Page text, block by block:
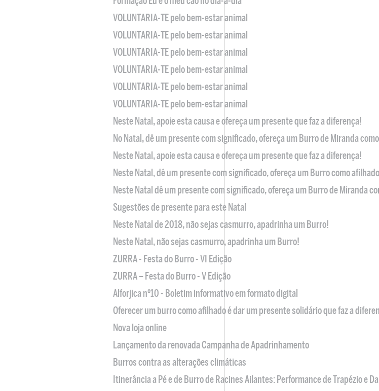
VOLUNTARIA-TE pelo bem-estar animal
VOLUNTARIA-TE pelo bem-estar animal
VOLUNTARIA-TE pelo bem-estar animal
VOLUNTARIA-TE pelo bem-estar animal
VOLUNTARIA-TE pelo bem-estar animal
VOLUNTARIA-TE pelo bem-estar animal
Neste Natal, apoie esta causa e ofereça um presente que faz a diferença!
No Natal, dê um presente com significado, ofereça um Burro de Miranda
Neste Natal, apoie esta causa e ofereça um presente que faz a diferença!
Neste Natal, dê um presente com significado, ofereça um Burro como
Neste Natal dê um presente com significado, ofereça um Burro de Miranda
Sugestões de presente para este Natal
Neste Natal de 2018, não sejas casmurro, apadrinha um Burro!
Neste Natal, não sejas casmurro, apadrinha um Burro!
ZURRA - Festa do Burro - VI Edição
ZURRA – Festa do Burro - V Edição
Alforjica nº10 - Boletim informativo em formato digital
Oferecer um burro como afilhado é dar um presente solidário que faz a
Nova loja online
Lançamento da renovada Campanha de Apadrinhamento
Burros contra as alterações climáticas
Itinerância a Pé e de Burro de Racines Ailantes: Performance de Trapézio e